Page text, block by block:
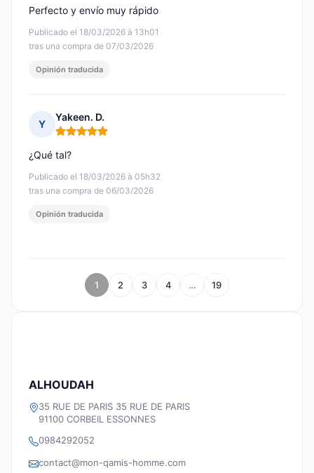
Publicado el 18/03/2026 à 13h01
tras una compra de 07/03/2026
Perfecto y envío muy rápido
Opinión traducida
Y
Yakeen. D.
Nota: 5 de 5
Publicado el 18/03/2026 à 05h32
tras una compra de 06/03/2026
¿Qué tal?
Opinión traducida
1 2 3 4 … 19
ALHOUDAH
35 RUE DE PARIS 35 RUE DE PARIS
91100 CORBEIL ESSONNES
0984292052
contact@mon-qamis-homme.com